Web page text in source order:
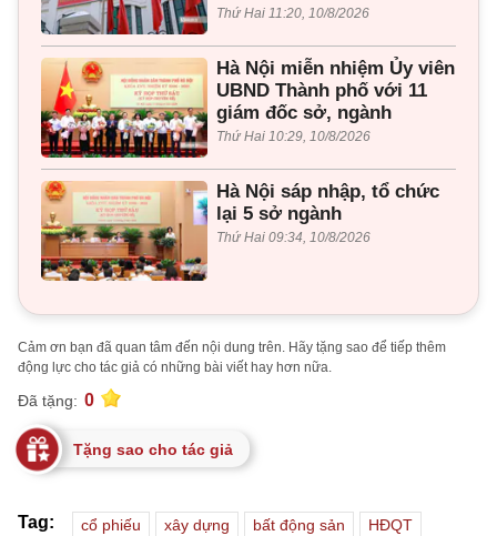
Thứ Hai 11:20, 10/8/2026
Hà Nội miễn nhiệm Ủy viên
UBND Thành phố với 11
giám đốc sở, ngành
Thứ Hai 10:29, 10/8/2026
Hà Nội sáp nhập, tổ chức
lại 5 sở ngành
Thứ Hai 09:34, 10/8/2026
Cảm ơn bạn đã quan tâm đến nội dung trên. Hãy tặng sao để tiếp thêm
động lực cho tác giả có những bài viết hay hơn nữa.
Đã tặng: 0
Tặng sao cho tác giả
Tag: cổ phiếu xây dựng bất động sản
HĐQT